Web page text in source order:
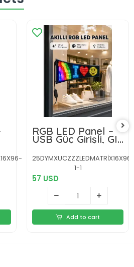
RGB LED Panel –
USB Güç Girişli, GIF
ve Yazı Gösterimli
Akıllı Ekran
25DYMXUCZZZLEDMATRİX16X96-
1-1
57 USD
Add to cart